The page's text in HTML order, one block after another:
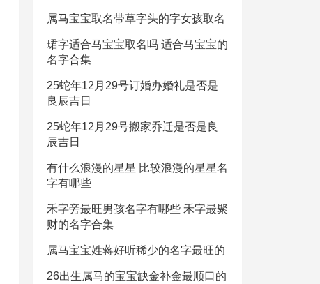
属马宝宝取名带草字头的字女孩取名
珺字适合马宝宝取名吗 适合马宝宝的
名字合集
25蛇年12月29号订婚办婚礼是否是
良辰吉日
25蛇年12月29号搬家乔迁是否是良
辰吉日
有什么浪漫的星星 比较浪漫的星星名
字有哪些
禾字旁最旺男孩名字有哪些 禾字最聚
财的名字合集
属马宝宝姓蒋好听稀少的名字最旺的
26出生属马的宝宝缺金补金最顺口的